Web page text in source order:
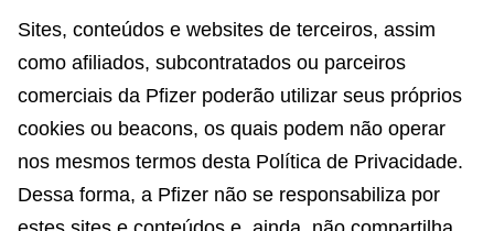
Sites, conteúdos e websites de terceiros, assim
como afiliados, subcontratados ou parceiros
comerciais da Pfizer poderão utilizar seus próprios
cookies ou beacons, os quais podem não operar
nos mesmos termos desta Política de Privacidade.
Dessa forma, a Pfizer não se responsabiliza por